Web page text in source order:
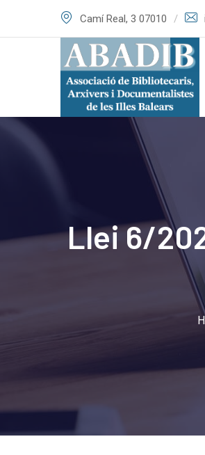
Camí Real, 3 07010
Llei 6/